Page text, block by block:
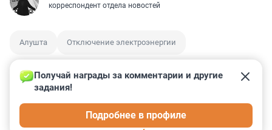
корреспондент отдела новостей
Алушта Отключение электроэнергии
Получай награды за комментарии и другие
задания!
Подробнее в профиле